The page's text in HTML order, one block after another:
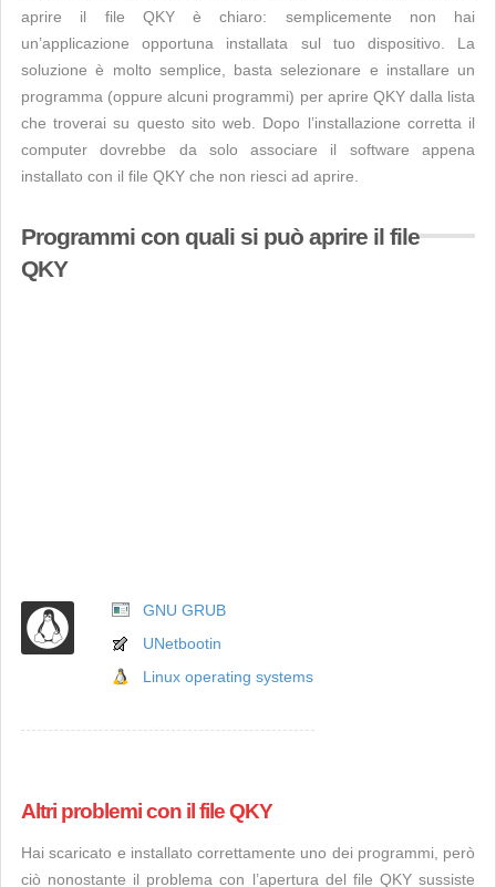
aprire il file QKY è chiaro: semplicemente non hai
un’applicazione opportuna installata sul tuo dispositivo. La
soluzione è molto semplice, basta selezionare e installare un
programma (oppure alcuni programmi) per aprire QKY dalla lista
che troverai su questo sito web. Dopo l’installazione corretta il
computer dovrebbe da solo associare il software appena
installato con il file QKY che non riesci ad aprire.
Programmi con quali si può aprire il file
QKY
GNU GRUB
UNetbootin
Linux operating systems
Altri problemi con il file QKY
Hai scaricato e installato correttamente uno dei programmi, però
ciò nonostante il problema con l’apertura del file QKY sussiste